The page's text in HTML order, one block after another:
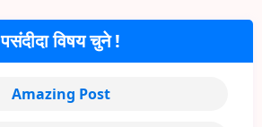
पसंदीदा विषय चुने !
Amazing Post